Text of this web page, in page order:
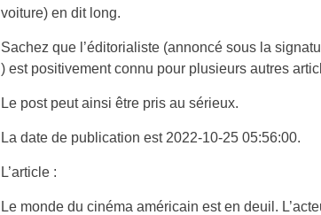
voiture) en dit long.
Sachez que l’éditorialiste (annoncé sous la
) est positivement connu pour plusieurs autres
Le post peut ainsi être pris au sérieux.
La date de publication est 2022-10-25 05:56:00.
L’article :
Le monde du cinéma américain est en deuil.